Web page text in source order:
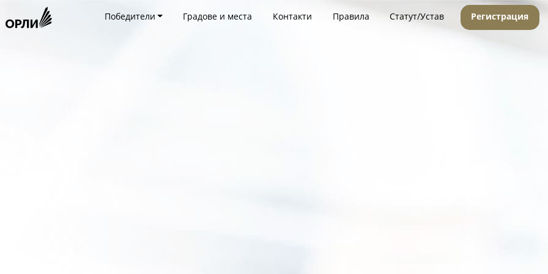
Победители Градове и места Контакти Правила Статут/Устав Регистрация